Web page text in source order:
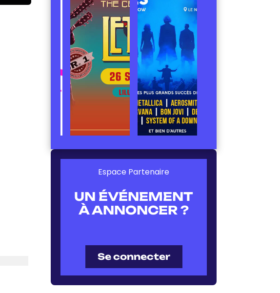
Espace Partenaire
UN ÉVÉNEMENT
À ANNONCER ?
Se connecter